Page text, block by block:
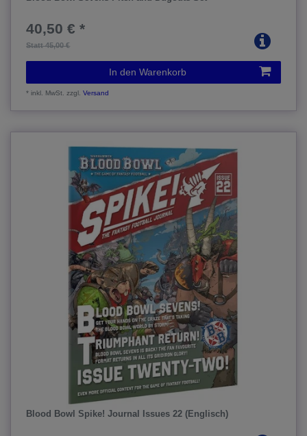
Statt 45,00 €
40,50 € *
In den Warenkorb
*inkl. MwSt. zzgl.Versand
Blood Bowl Spike! Journal Issues 22 (Englisch)